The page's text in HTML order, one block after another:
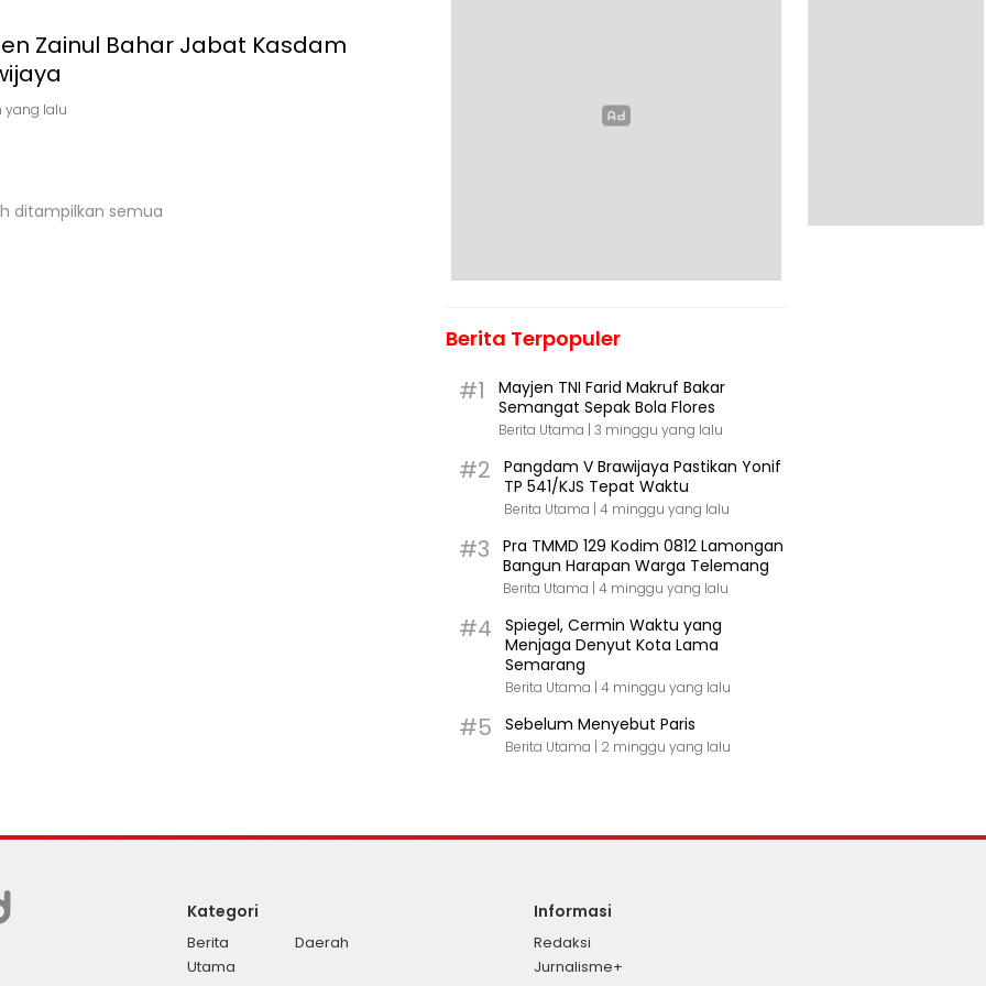
Zainul Bahar Jabat Kasdam
yang lalu
ditampilkan semua
Berita Terpopuler
#1
Mayjen TNI Farid Makruf Bakar
Semangat Sepak Bola Flores
Berita Utama | 3 minggu yang lalu
#2
Pangdam V Brawijaya Pastikan Yonif
TP 541/KJS Tepat Waktu
Berita Utama | 4 minggu yang lalu
#3
Pra TMMD 129 Kodim 0812 Lamongan
Bangun Harapan Warga Telemang
Berita Utama | 4 minggu yang lalu
#4
Spiegel, Cermin Waktu yang
Menjaga Denyut Kota Lama
Semarang
Berita Utama | 4 minggu yang lalu
#5 Sebelum Menyebut Paris
Berita Utama | 2 minggu yang lalu
Kategori
Berita
Utama
Daerah
Informasi
Redaksi
Jurnalisme+